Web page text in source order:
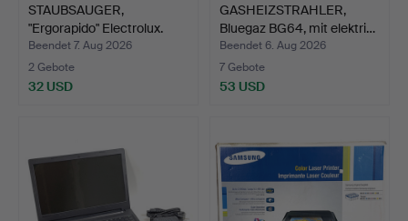
STAUBSAUGER,
"Ergorapido" Electrolux.
Beendet 7. Aug 2026
2 Gebote
32 USD
GASHEIZSTRAHLER,
Bluegaz BG64, mit elektri…
Beendet 6. Aug 2026
7 Gebote
53 USD